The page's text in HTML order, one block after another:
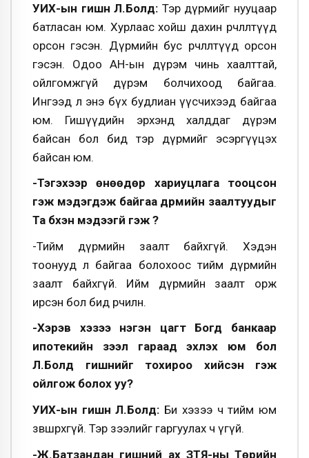
УИХ-ын гишүүн Л.Болд: Тэр дүрмийг нууцаар
батласан юм. Хурлаас хойш дахин өөрчлөлтүүд
орсон гэсэн. Дүрмийн бус өөрчлөлтүүд орсон
гэсэн. Одоо АН-ын дүрэм чинь хаалттай,
ойлгомжгүй дүрэм болчихоод байгаа.
Ингээд л энэ бүх будлиан үүсчихээд байгаа
юм. Гишүүдийн эрхэнд халддаг дүрэм
байсан бол бид тэр дүрмийг эсэргүүцэх
байсан юм.
-Тэгэхээр өнөөдөр хариуцлага тооцсон
гэж мэдэгдэж байгаа дүрмийн заалтуудыг
Та бүхэн мэдээгүй гэж үү?
-Тийм дүрмийн заалт байхгүй. Хэдэн
тоонууд л байгаа болохоос тийм дүрмийн
заалт байхгүй. Ийм дүрмийн заалт орж
ирсэн бол бид өөрчилнө.
-Хэрэв хэзээ нэгэн цагт Богд банкаар
ипотекийн зээл гараад эхлэх юм бол
Л.Болд гишүүнийг тохироо хийсэн гэж
ойлгож болох уу?
УИХ-ын гишүүн Л.Болд: Би хэзээ ч тийм юм
зөвшөөрөхгүй. Тэр зээлийг гаргуулах ч үгүй.
-Ж.Батзандан гишүүний ах ЗТЯ-ны Төрийн